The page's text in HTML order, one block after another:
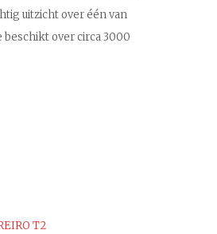
uitzicht over één van
beschikt over circa 3000
T2